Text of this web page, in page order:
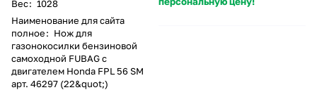
Вес: 1028
Наименование для сайта
полное: Нож для
газонокосилки бензиновой
самоходной FUBAG с
двигателем Honda FPL 56 SM
арт. 46297 (22&quot;)